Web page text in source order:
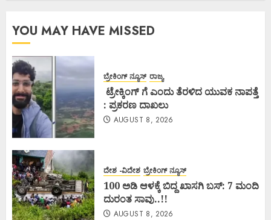
YOU MAY HAVE MISSED
ಬ್ರೇಕಿಂಗ್ ನ್ಯೂಸ್ ರಾಜ್ಯ
ಟ್ರೇಕ್ಕಿಂಗ್ ಗೆ ಎಂದು ತೆರಳಿದ ಯುವಕ ನಾಪತ್ತೆ
: ಪ್ರಕರಣ ದಾಖಲು
AUGUST 8, 2026
ದೇಶ -ವಿದೇಶ ಬ್ರೇಕಿಂಗ್ ನ್ಯೂಸ್
100 ಅಡಿ ಆಳಕ್ಕೆ ಬಿದ್ದ ಖಾಸಗಿ ಬಸ್: 7 ಮಂದಿ
ದುರಂತ ಸಾವು..!!
AUGUST 8, 2026